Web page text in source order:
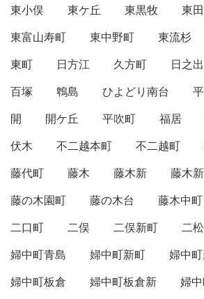
東小俣 東ケ丘 東黒牧
東
東富山寿町
東中野町 東流杉
東町
日方江 久方町 日之
百塚
鵯島 ひよどり南台
開
開ケ丘 平吹町 福居
伏木
不二越本町 不二越町
藤代町
藤木 藤木新
藤木
藤の木園町
藤の木台 藤木中町
二口町
二俣 二俣新町
二松
婦中町青島
婦中町新町
婦中
婦中町板倉
婦中町板倉新
婦